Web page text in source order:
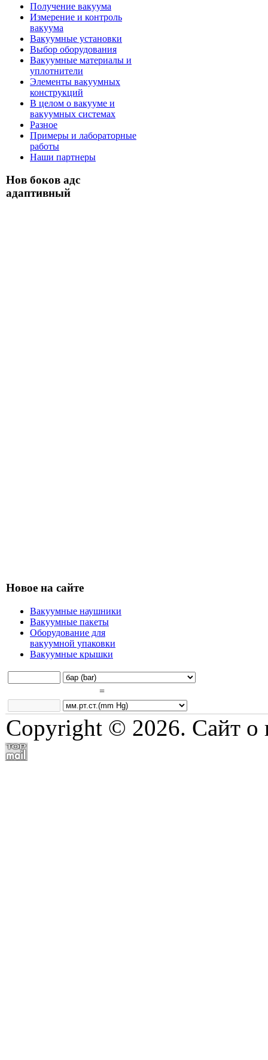
Получение вакуума
Измерение и контроль
вакуума
Вакуумные установки
Выбор оборудования
Вакуумные материалы и
уплотнители
Элементы вакуумных
конструкций
В целом о вакууме и
вакуумных системах
Разное
Примеры и лабораторные
работы
Наши партнеры
Нов боков адс
адаптивный
Новое на сайте
Вакуумные наушники
Вакуумные пакеты
Оборудование для
вакуумной упаковки
Вакуумные крышки
=
Copyright © 2026. Сайт о